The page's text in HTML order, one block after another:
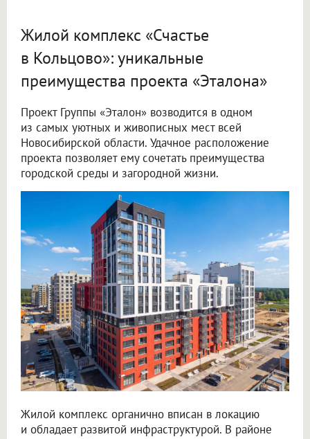
Жилой комплекс «Счастье
в Кольцово»: уникальные
преимущества проекта «Эталона»
Проект Группы «Эталон» возводится в одном
из самых уютных и живописных мест всей
Новосибирской области. Удачное расположение
проекта позволяет ему сочетать преимущества
городской среды и загородной жизни.
Жилой комплекс органично вписан в локацию
и обладает развитой инфраструктурой. В районе